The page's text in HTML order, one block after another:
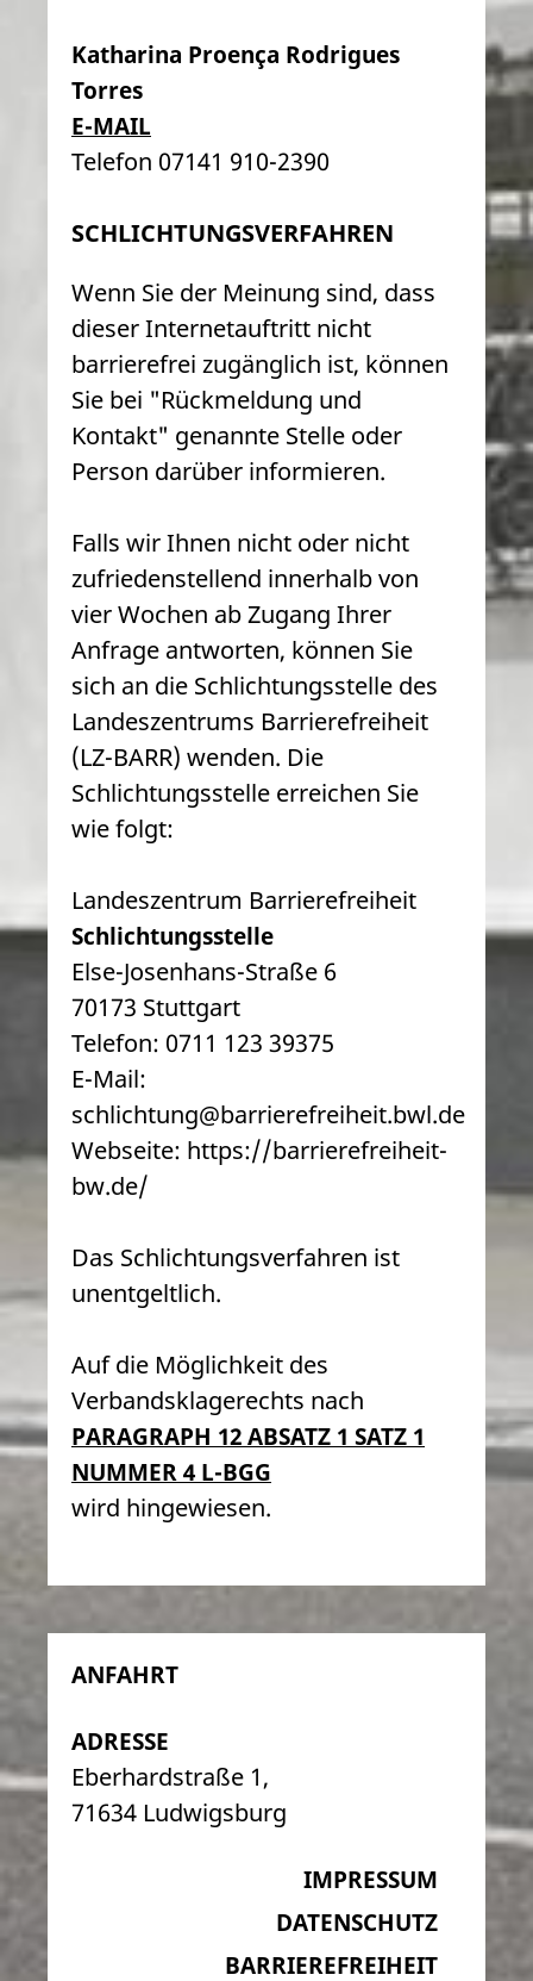
Katharina Proença Rodrigues
Torres
E-MAIL
Telefon 07141 910-2390
SCHLICHTUNGSVERFAHREN
Wenn Sie der Meinung sind, dass
dieser Internetauftritt nicht
barrierefrei zugänglich ist, können
Sie bei "Rückmeldung und
Kontakt" genannte Stelle oder
Person darüber informieren.
Falls wir Ihnen nicht oder nicht
zufriedenstellend innerhalb von
vier Wochen ab Zugang Ihrer
Anfrage antworten, können Sie
sich an die Schlichtungsstelle des
Landeszentrums Barrierefreiheit
(LZ-BARR) wenden. Die
Schlichtungsstelle erreichen Sie
wie folgt:
Landeszentrum Barrierefreiheit
Schlichtungsstelle
Else-Josenhans-Straße 6
70173 Stuttgart
Telefon: 0711 123 39375
E-Mail:
schlichtung@barrierefreiheit.bwl.de
Webseite: https://barrierefreiheit-
bw.de/
Das Schlichtungsverfahren ist
unentgeltlich.
Auf die Möglichkeit des
Verbandsklagerechts nach
PARAGRAPH 12 ABSATZ 1 SATZ 1
NUMMER 4 L-BGG
wird hingewiesen.
ANFAHRT
ADRESSE
Eberhardstraße 1,
71634 Ludwigsburg
IMPRESSUM
DATENSCHUTZ
BARRIEREFREIHEIT